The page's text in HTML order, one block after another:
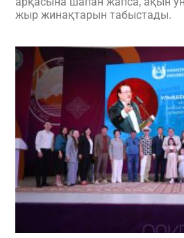
жыр жинақтарын табыстады.